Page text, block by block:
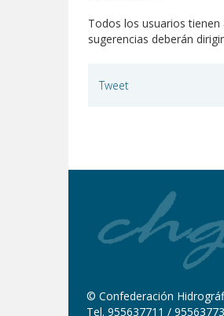
Todos los usuarios
sugerencias deberán
Tweet
© Confederación
Tel. 955637711 /